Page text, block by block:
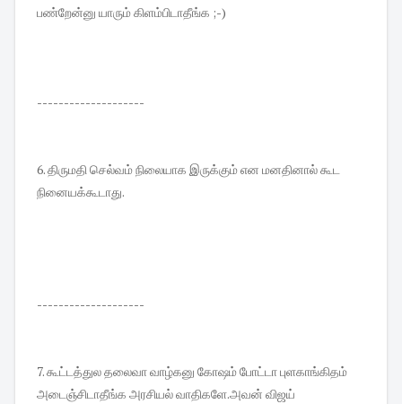
பண்றேன்னு யாரும் கிளம்பிடாதீங்க ;-)
--------------------
6. திருமதி செல்வம் நிலையாக இருக்கும் என மனதினால் கூட
நினையக்கூடாது.
--------------------
7. கூட்டத்துல தலைவா வாழ்கனு கோஷம் போட்டா புளகாங்கிதம்
அடைஞ்சிடாதீங்க அரசியல் வாதிகளே.அவன் விஜய்